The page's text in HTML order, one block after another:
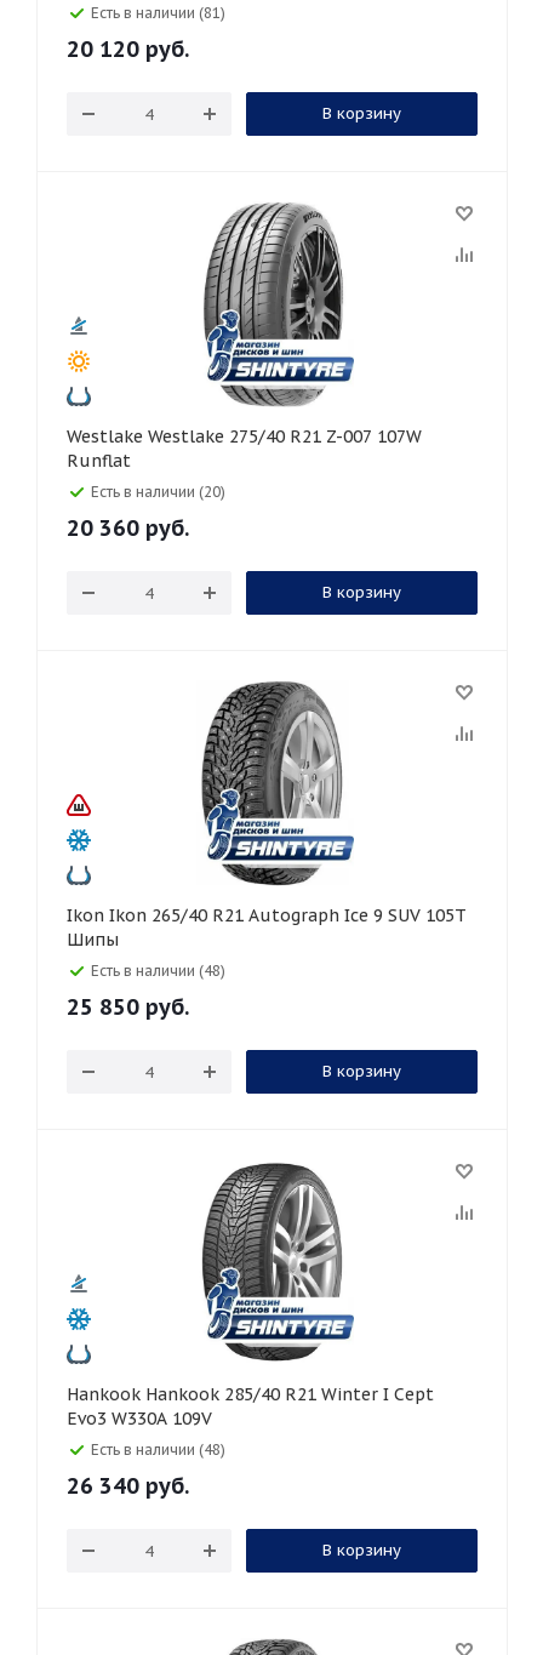
Есть в наличии (81)
20 120 руб.
В корзину
Westlake Westlake 275/40 R21 Z-007 107W
Runflat
Есть в наличии (20)
20 360 руб.
В корзину
Ikon Ikon 265/40 R21 Autograph Ice 9 SUV 105T
Шипы
Есть в наличии (48)
25 850 руб.
В корзину
Hankook Hankook 285/40 R21 Winter I Cept
Evo3 W330A 109V
Есть в наличии (48)
26 340 руб.
В корзину